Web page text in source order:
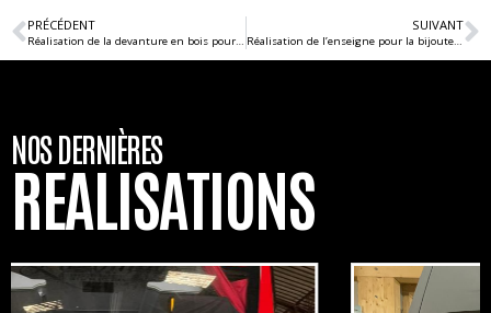
PRÉCÉDENT
Réalisation de la devanture en bois pour Galicia Lingerie
SUIVANT
Réalisation de l’enseigne pour la bijouterie Aélys
NOS DERNIÈRES
REALISATIONS